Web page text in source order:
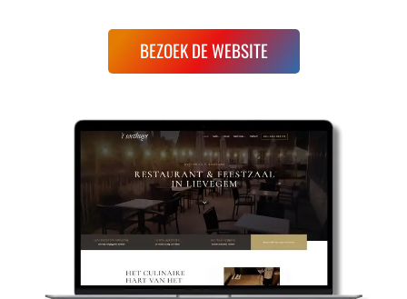
BEZOEK DE WEBSITE